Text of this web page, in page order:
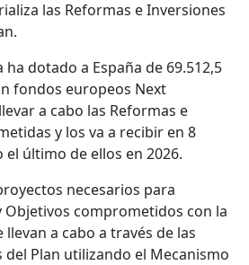
las Reformas e Inversiones
ha dotado a España de 69.512,5
fondos europeos Next
a cabo las Reformas e
y los va a recibir en 8
último de ellos en 2026.
necesarios para
Objetivos comprometidos con la
llevan a cabo a través de las
del Plan utilizando el Mecanismo